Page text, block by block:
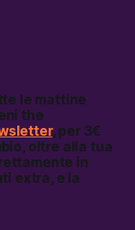
le mattine
the
, per 3€
oltre alla tua
in
extra, e la